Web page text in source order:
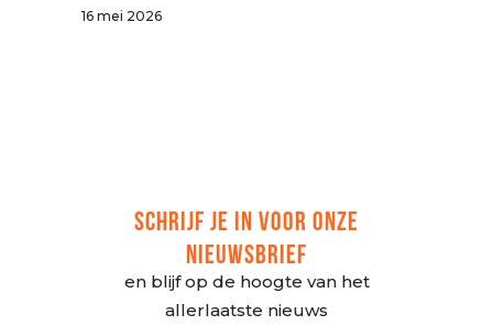
16 mei 2026
SCHRIJF JE IN VOOR ONZE
NIEUWSBRIEF
en blijf op de hoogte van het
allerlaatste nieuws